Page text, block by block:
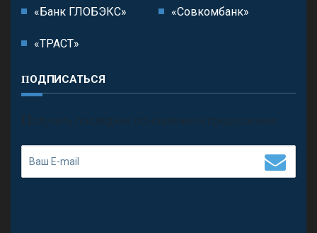
«Банк ГЛОБЭКС» «Совкомбанк»
«ТРАСТ»
ПОДПИСАТЬСЯ
П олучить последние обновления и предложения.